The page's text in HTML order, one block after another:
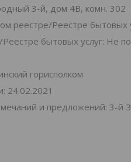
3-й, дом 4В, комн. 302
реестре/Реестре
бытовых услуг: Не
горисполком
24.02.2021
и предложений: 3-й